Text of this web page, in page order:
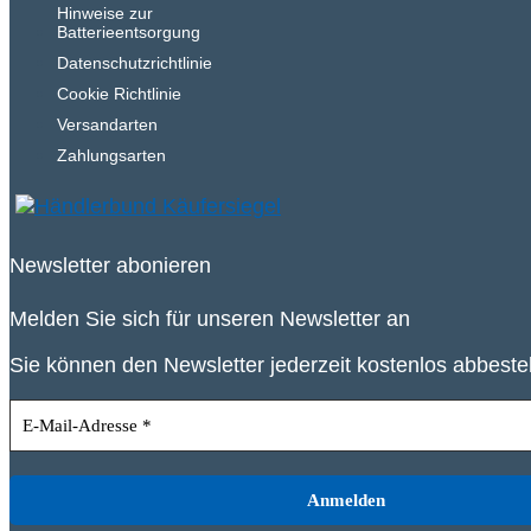
Hinweise zur
Batterieentsorgung
Datenschutzrichtlinie
Cookie Richtlinie
Versandarten
Zahlungsarten
Newsletter abonieren
Melden Sie sich für unseren Newsletter an
Sie können den Newsletter jederzeit kostenlos